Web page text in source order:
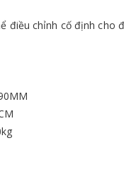
điều chỉnh cố định cho